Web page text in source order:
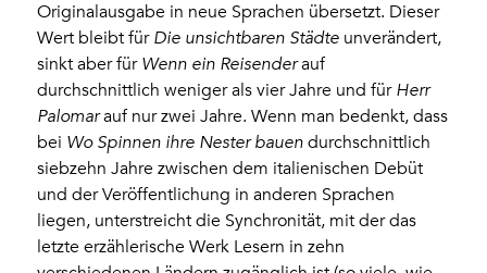
Originalausgabe in neue Sprachen übersetzt. Dieser
Wert bleibt für Die unsichtbaren Städte unverändert,
sinkt aber für Wenn ein Reisenderauf
durchschnittlich weniger als vier Jahre und für Herr
Palomarauf nur zwei Jahre. Wenn man bedenkt, dass
bei Wo Spinnen ihre Nester bauen durchschnittlich
siebzehn Jahre zwischen dem italienischen Debüt
und der Veröffentlichung in anderen Sprachen
liegen, unterstreicht die Synchronität, mit der das
letzte erzählerische Werk Lesern in zehn